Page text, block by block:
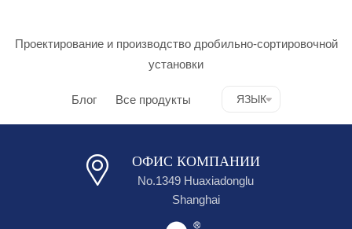
Проектирование и производство дробильно-сортировочной
установки
Блог Все продукты ЯЗЫК
ОФИС КОМПАНИИ
No.1349 Huaxiadonglu
Shanghai